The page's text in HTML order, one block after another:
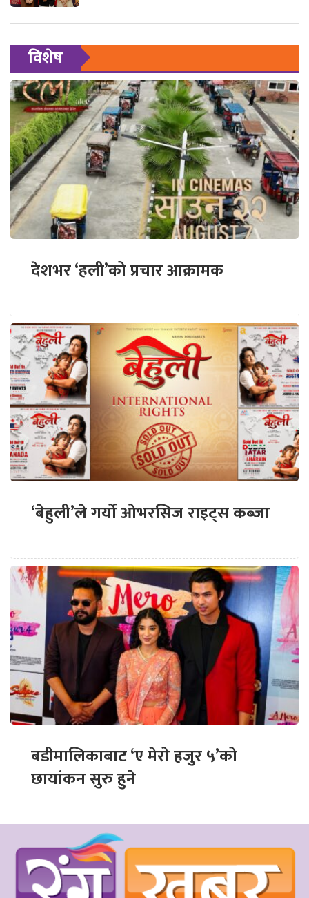
विशेष
देशभर ‘हली’को प्रचार आक्रामक
‘बेहुली’ले गर्यो ओभरसिज राइट्स कब्जा
बडीमालिकाबाट ‘ए मेरो हजुर ५’को
छायांकन सुरु हुने